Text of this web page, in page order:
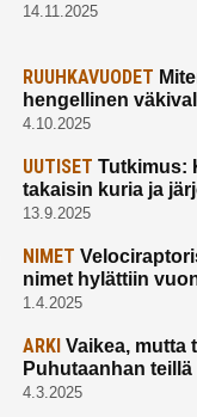
14.11.2025
RUUHKAVUODET
hengellinen
4.10.2025
UUTISET Tutkimus:
takaisin kuria ja
13.9.2025
NIMET
nimet hylättiin
1.4.2025
ARKI Vaikea, mutta
Puhutaanhan
4.3.2025